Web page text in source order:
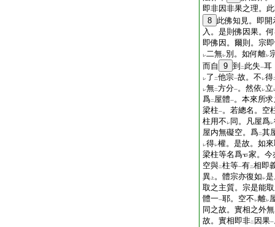
即非因非果之理。
8 此佛知見。即
入。是則佛因果。
即佛因。爾則。宗
レ二無レ別。如何離レ
而自
9 到 二 此失一耳
レ了 二他宗一故。不 レ得
レ無二方分一。然依 レ立
爲二 屋體一。本來所
梁柱一。若總名。空
柱用不 レ 同。凡屋爲レ
屋内無礙空。爲二其
レ得レ權。是故。如
梁柱等名爲
家。今
空與二柱等一有二相即
異 上 。體宗亦復如 レ
取之主質。宗是能
體一一耶。空不 レ離レ
同之故。實相之外無
故。實相即非二 因果一